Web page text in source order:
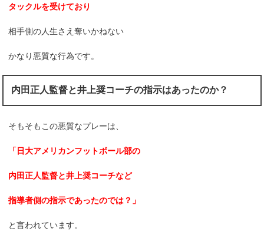
タックルを受けており
相手側の人生さえ奪いかねない
かなり悪質な行為です。
内田正人監督と井上奨コーチの指示はあったのか？
そもそもこの悪質なプレーは、
「日大アメリカンフットボール部の
内田正人監督と井上奨コーチなど
指導者側の指示であったのでは？」
と言われています。